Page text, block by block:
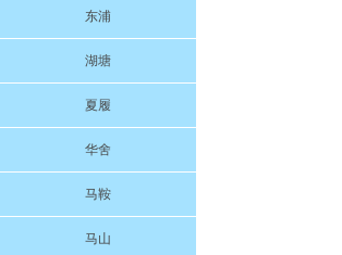
东浦
湖塘
夏履
华舍
马鞍
马山